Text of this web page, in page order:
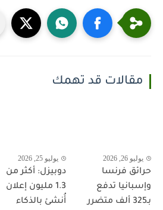
مقالات قد تهمك
يوليو 26, 2026
حرائق فرنسا
وإسبانيا تدفع
بـ325 ألف متضرر
يوليو 25, 2026
دوبيزل: أكثر من
1.3 مليون إعلان
أُنشئ بالذكاء